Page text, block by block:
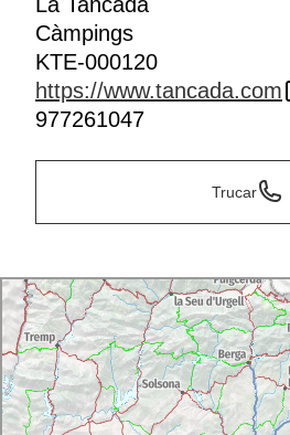
Càmpings
KTE-000120
https://www.tancada.com
977261047
Trucar